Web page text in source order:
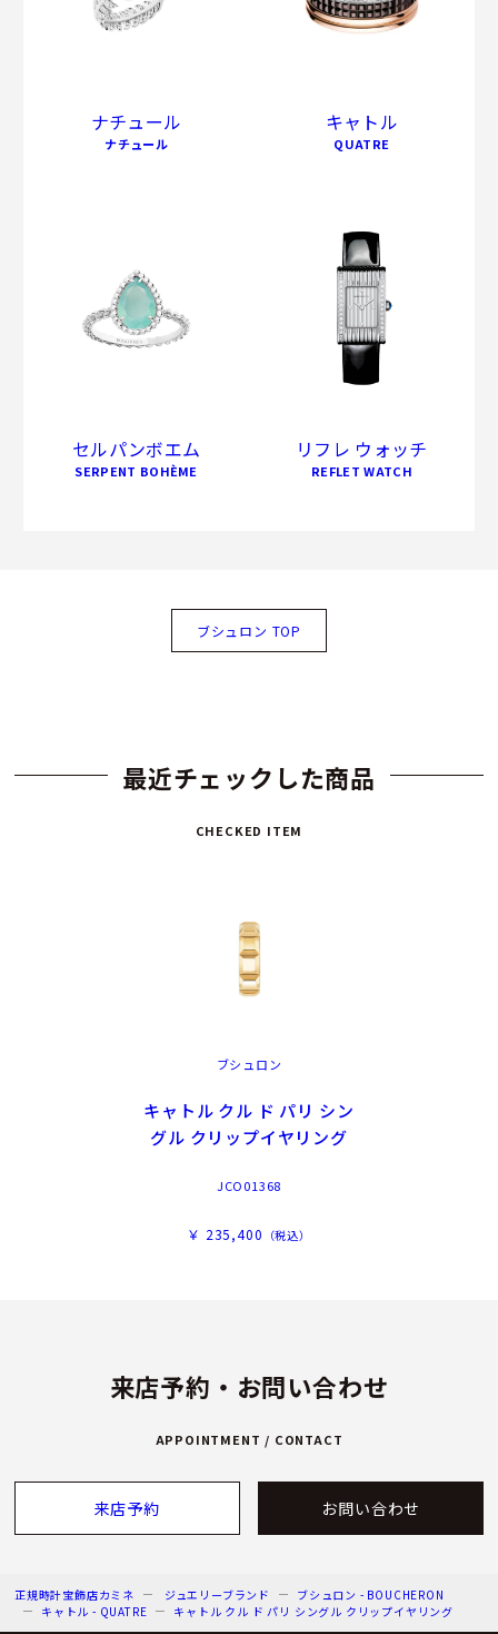
ナチュール
ナチュール
キャトル
QUATRE
セルパンボエム
SERPENT BOHÈME
リフレ ウォッチ
REFLET WATCH
ブシュロン TOP
最近チェックした商品
CHECKED ITEM
ブシュロン
キャトル クル ド パリ シン
グル クリップイヤリング
JCO01368
￥ 235,400 （税込）
来店予約・お問い合わせ
APPOINTMENT / CONTACT
来店予約 お問い合わせ
正規時計宝飾店カミネ ジュエリーブランド
ブシュロン - BOUCHERON
キャトル - QUATRE
キャトル クル ド パリ シングル クリップイヤリング